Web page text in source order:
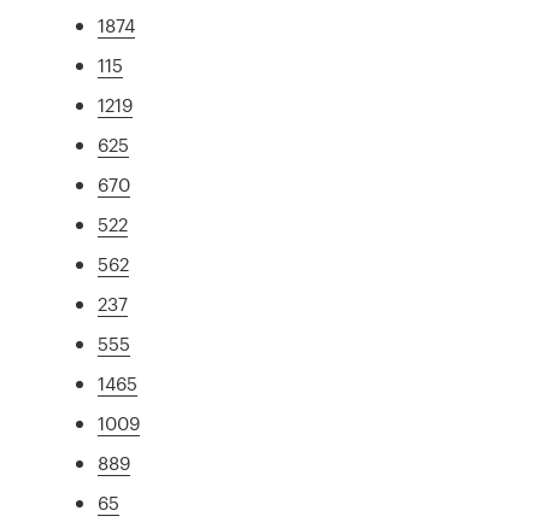
1874
115
1219
625
670
522
562
237
555
1465
1009
889
65